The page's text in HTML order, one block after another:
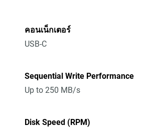
คอนเน็กเตอร์
USB-C
Sequential Write Performance
Up to 250 MB/s
Disk Speed (RPM)